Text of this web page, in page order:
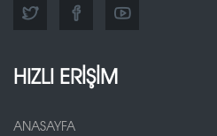
HIZLI ERİŞİM
ANASAYFA